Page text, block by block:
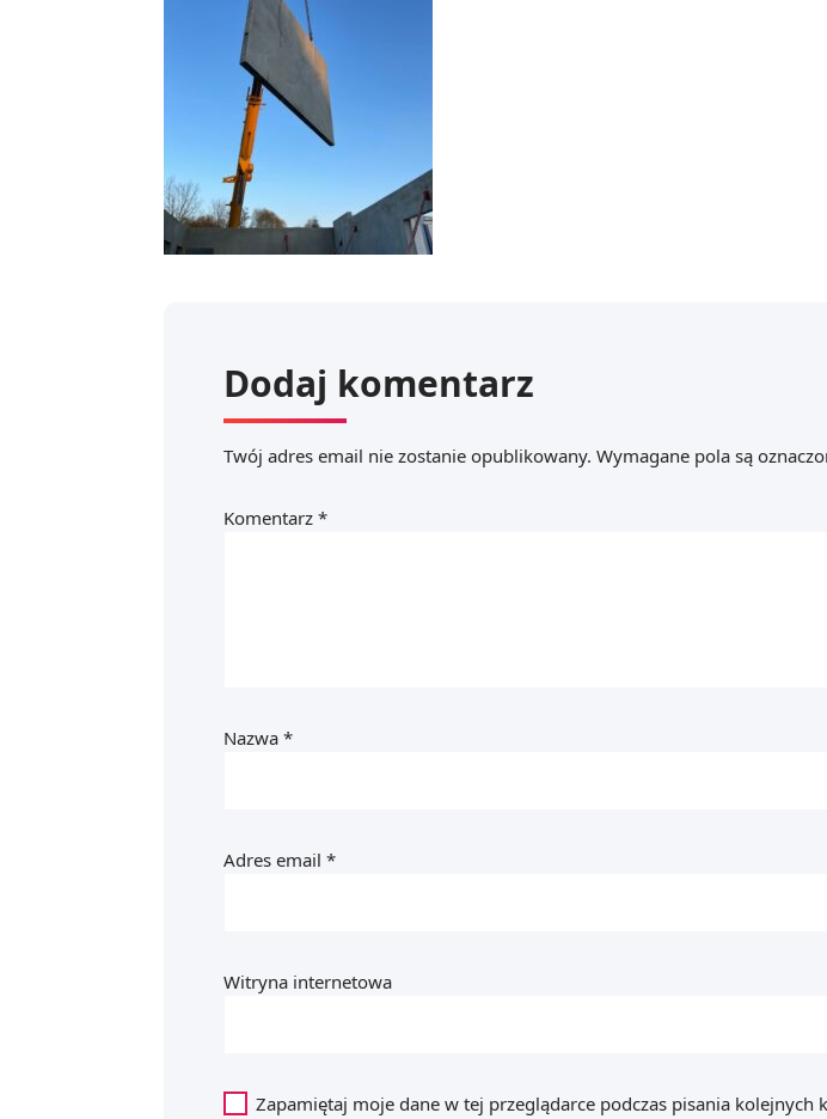
Dodaj komentarz
Twój adres email nie zostanie opublikowany. Wymagane pola są
Komentarz *
Nazwa *
Adres email *
Witryna internetowa
Zapamiętaj moje dane w tej przeglądarce podczas pisania kolejnych